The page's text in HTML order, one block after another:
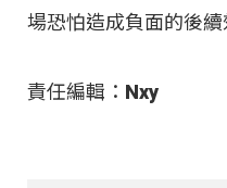
場恐怕造成負面的後續
責任編輯：Nxy